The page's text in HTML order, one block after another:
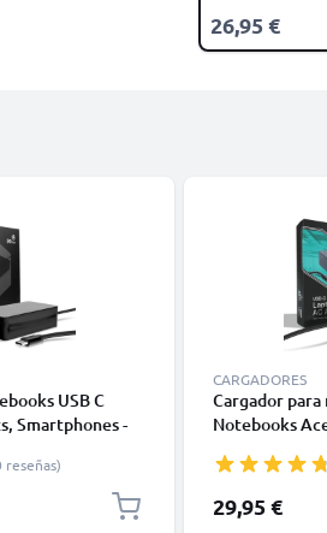
26,95 €
USB C
Smartphones -
20V Cable de
CC-PD90
reseñas)
CARGADORES
Cargador para
Notebooks
65W, USB PD
20V Cable de
Alimentador
29,95 €